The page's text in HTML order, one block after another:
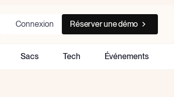
Connexion Réserver une démo
Sacs Tech Événements